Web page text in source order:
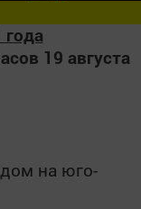
года
19 августа
на юго-